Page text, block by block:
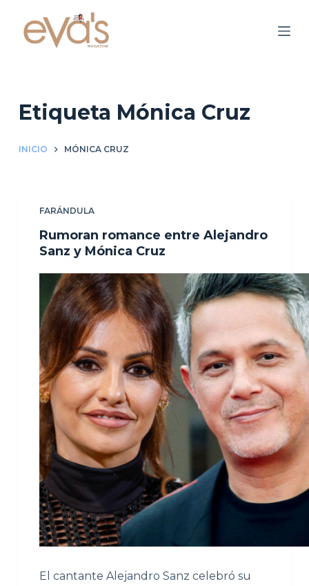
Etiqueta Mónica Cruz
INICIO MÓNICA CRUZ
FARÁNDULA
Rumoran romance entre Alejandro
Sanz y Mónica Cruz
El cantante Alejandro Sanz celebró su